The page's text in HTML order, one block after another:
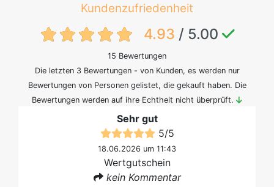
Kundenzufriedenheit
{txt:feedback-rating}
4.93 / 5.00
15 Bewertungen
Die letzten 3 Bewertungen - von Kunden, es werden nur
Bewertungen von Personen gelistet, die gekauft haben. Die
Bewertungen werden auf ihre Echtheit nicht überprüft.
Sehr gut
5/5
18.06.2026 um 11:43
Wertgutschein
kein Kommentar